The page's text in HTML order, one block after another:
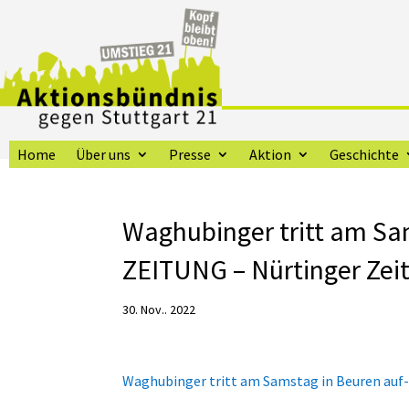
Home Über uns Presse Aktion Geschichte
Waghubinger tritt am
ZEITUNG – Nürtinger
30. Nov.. 2022
Waghubinger tritt am Samstag in Beuren auf-